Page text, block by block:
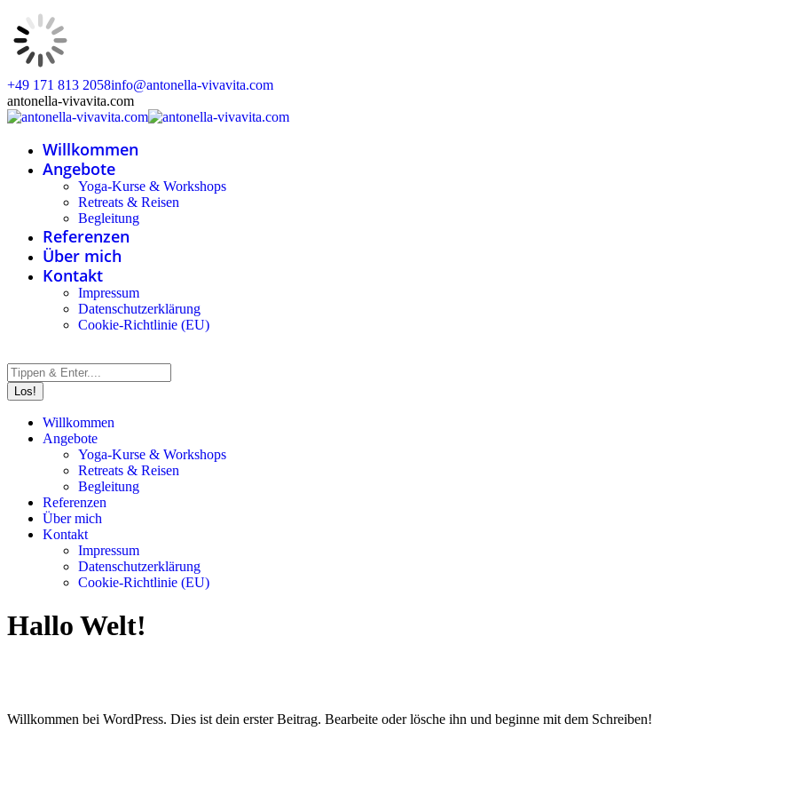
Zum
Inhalt
springen
+49 171 813 2058info@antonella-vivavita.com
Instagram
page
window
Facebook
page
window
Linkedin
page
window
Whatsapp
page
window
antonella-vivavita.com
Willkommen
Angebote
Yoga-Kurse & Workshops
Retreats & Reisen
Begleitung
Referenzen
Über mich
Kontakt
Impressum
Datenschutzerklärung
Cookie-Richtlinie (EU)
Willkommen
Angebote
Yoga-Kurse & Workshops
Retreats & Reisen
Begleitung
Referenzen
Über mich
Kontakt
Impressum
Datenschutzerklärung
Cookie-Richtlinie (EU)
Hallo Welt!
Willkommen bei WordPress. Dies ist dein erster Beitrag. Bearbeite oder lösche ihn und beginne mit dem Schreiben!